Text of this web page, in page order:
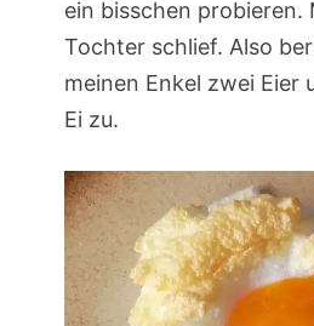
ein bisschen probieren.
Tochter schlief. Also
meinen Enkel zwei Eier
Ei zu.